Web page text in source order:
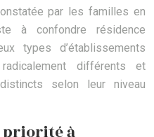
par les familles en
à confondre résidence
types d’établissements
différents et
selon leur niveau
priorité à